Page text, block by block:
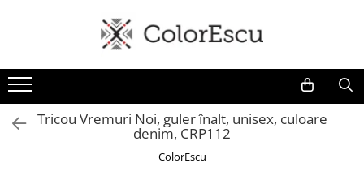
Toate produsele
Tricouri
Tricouri bărbați
Tricouri damă
Tricou Vremuri Noi, guler înalt, unisex, culoare
denim, CRP112
ColorEscu